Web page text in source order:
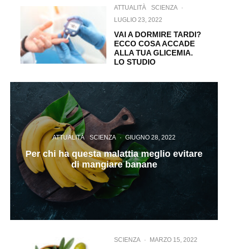
ATTUALITÀ SCIENZA ·
LUGLIO 23, 2022
VAI A DORMIRE TARDI?
ECCO COSA ACCADE
ALLA TUA GLICEMIA.
LO STUDIO
ATTUALITÀ SCIENZA · GIUGNO 28, 2022
Per chi ha questa malattia meglio evitare
di mangiare banane
SCIENZA · MARZO 15, 2022